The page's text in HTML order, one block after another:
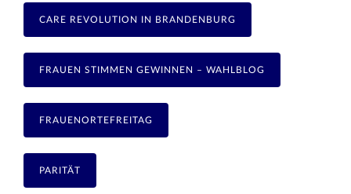
CARE REVOLUTION IN BRANDENBURG
FRAUEN STIMMEN GEWINNEN – WAHLBLOG
FRAUENORTEFREITAG
PARITÄT